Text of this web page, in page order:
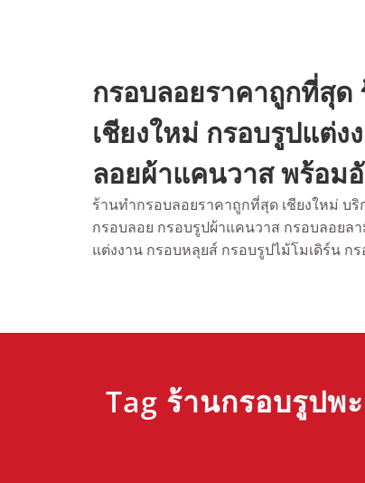
กรอบลอยราคาถูกที่สุด
เชียงใหม่ กรอบรูปแต่ง
ลอยผ้าแคนวาส พร้อม
ร้านทำกรอบลอยราคาถูกที่สุด เชียงใหม่ บ
กรอบลอย กรอบรูปผ้าแคนวาส กรอบลอยล
แต่งงาน กรอบหลุยส์ กรอบรูปไม้โมเดิร์น
Tag ร้านกรอบรูปพะ